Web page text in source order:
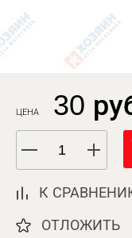
ЦЕНА 30
К
ОТЛОЖИТЬ